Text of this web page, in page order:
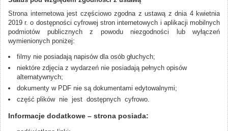
Strona internetowa jest częściowo zgodna z ustawą z dnia 4 kwietnia
2019 r. o dostępności cyfrowej stron internetowych i aplikacji mobilnych
podmiotów publicznych z powodu niezgodności lub wyłączeń
wymienionych poniżej:
filmy nie posiadają napisów dla osób głuchych;
niektóre zdjęcia z wydarzeń nie posiadają pełnych opisów
alternatywnych;
dokumenty w PDF nie są dokumentami edytowalnymi;
część plików nie jest dostępnych cyfrowo.
Informacje dodatkowe – strona posiada: